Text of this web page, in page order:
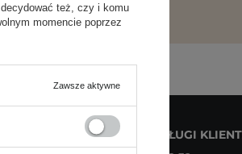
BIURO OBSŁUGI
też, czy i komu
momencie poprzez
Zawsze aktywne